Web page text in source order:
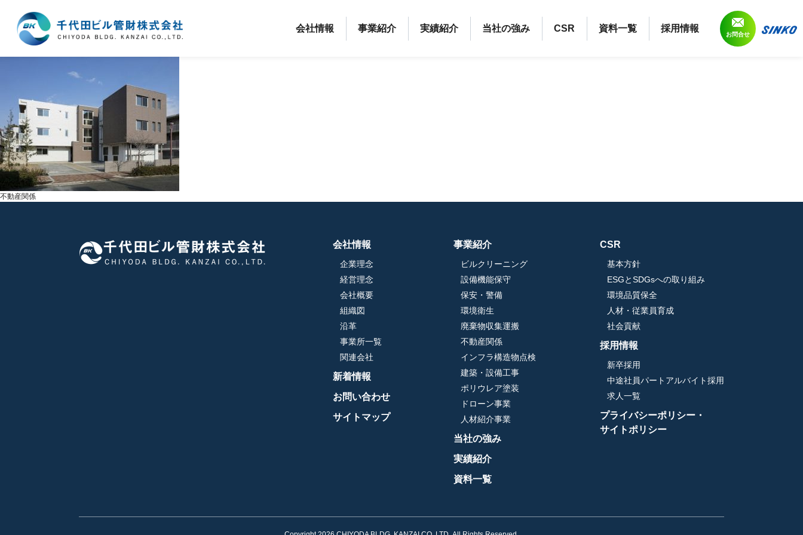
会社情報 事業紹介 実績紹介 当社の強み CSR 資料一覧 採用情報
お問合せ
不動産関係
会社情報
企業理念
経営理念
会社概要
組織図
沿革
事業所一覧
関連会社
新着情報
お問い合わせ
サイトマップ
事業紹介
ビルクリーニング
設備機能保守
保安・警備
環境衛生
廃棄物収集運搬
不動産関係
インフラ構造物点検
建築・設備工事
ポリウレア塗装
ドローン事業
人材紹介事業
当社の強み
実績紹介
資料一覧
CSR
基本方針
ESGとSDGsへの取り組み
環境品質保全
人材・従業員育成
社会貢献
採用情報
新卒採用
中途社員パートアルバイト採用
求人一覧
プライバシーポリシー・
サイトポリシー